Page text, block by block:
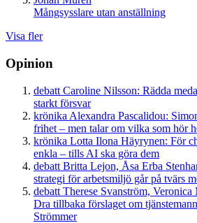
Mångsysslare utan anställning
Visa fler
Opinion
debatt Caroline Nilsson: Rädda
starkt försvar
krönika Alexandra Pascalidou:
frihet – men talar om vilka som hör
krönika Lotta Ilona Häyrynen: För
enkla – tills AI ska göra dem
debatt Britta Lejon, Åsa Erba
strategi för arbetsmiljö går på tvärs
debatt Therese Svanström,
Dra tillbaka förslaget om
Strömmer